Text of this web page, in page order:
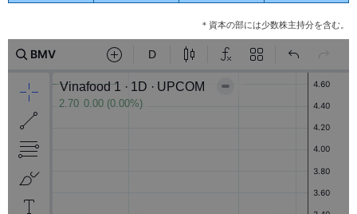
＊資本の部には少数株主持分を含む。